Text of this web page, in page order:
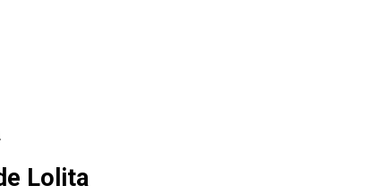
Lolita